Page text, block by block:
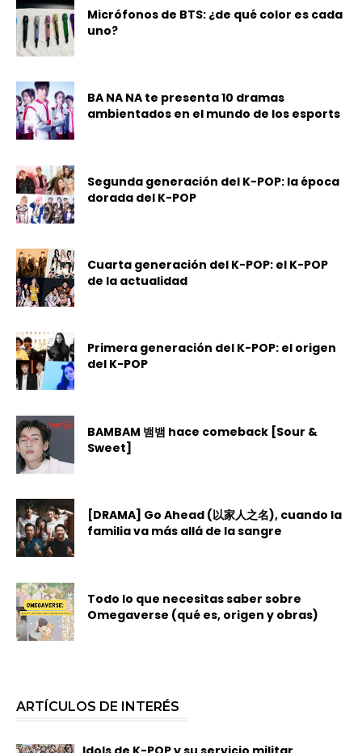
Micrófonos de BTS: ¿de qué color es cada
uno?
BA NA NA te presenta 10 dramas
ambientados en el mundo de los esports
Segunda generación del K-POP: la época
dorada del K-POP
Cuarta generación del K-POP: el K-POP
de la actualidad
Primera generación del K-POP: el origen
del K-POP
BAMBAM 뱀뱀 hace comeback [Sour &
Sweet]
[DRAMA] Go Ahead (以家人之名), cuando la
familia va más allá de la sangre
Todo lo que necesitas saber sobre
Omegaverse (qué es, origen y obras)
ARTÍCULOS DE INTERÉS